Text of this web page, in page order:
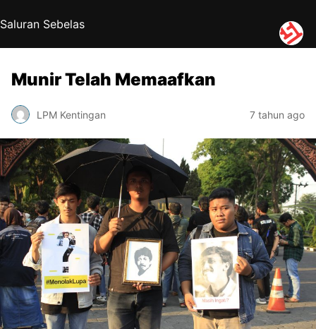
Saluran Sebelas
Munir Telah Memaafkan
LPM Kentingan 7 tahun ago